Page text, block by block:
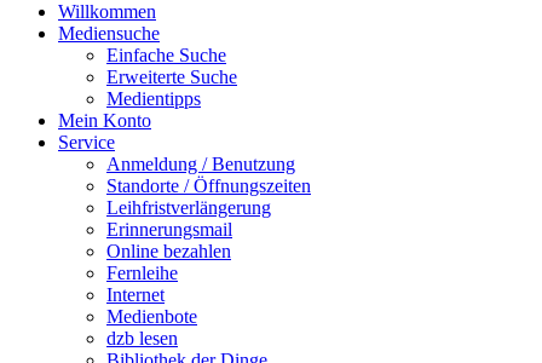
Willkommen
Mediensuche
Einfache Suche
Erweiterte Suche
Medientipps
Mein Konto
Service
Anmeldung / Benutzung
Standorte / Öffnungszeiten
Leihfristverlängerung
Erinnerungsmail
Online bezahlen
Fernleihe
Internet
Medienbote
dzb lesen